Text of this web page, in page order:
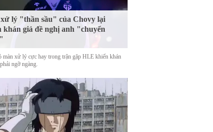
lý "thần sầu" của Chovy lại
khán giả đề nghị anh "chuyển
màn xử lý cực hay trong trận gặp HLE khiến khán
ngỡ ngàng.